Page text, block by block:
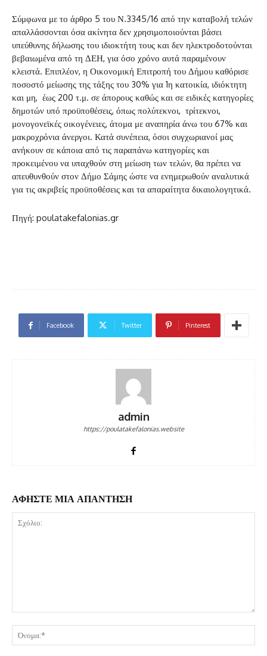
Σύμφωνα με το άρθρο 5 του Ν.3345/16 από την καταβολή τελών
απαλλάσσονται όσα ακίνητα δεν χρησιμοποιούνται βάσει
υπεύθυνης δήλωσης του ιδιοκτήτη τους και δεν ηλεκτροδοτούνται
βεβαιωμένα από τη ΔΕΗ, για όσο χρόνο αυτά παραμένουν
κλειστά. Επιπλέον, η Οικονομική Επιτροπή του Δήμου καθόρισε
ποσοστό μείωσης της τάξης του 30% για 1η κατοικία, ιδιόκτητη
και μη, έως 200 τ.μ. σε άπορους καθώς και σε ειδικές κατηγορίες
δημοτών υπό προϋποθέσεις, όπως πολύτεκνοι, τρίτεκνοι,
μονογονεϊκές οικογένειες, άτομα με αναπηρία άνω του 67% και
μακροχρόνια άνεργοι. Κατά συνέπεια, όσοι συγχωριανοί μας
ανήκουν σε κάποια από τις παραπάνω κατηγορίες και
προκειμένου να υπαχθούν στη μείωση των τελών, θα πρέπει να
απευθυνθούν στον Δήμο Σάμης ώστε να ενημερωθούν αναλυτικά
για τις ακριβείς προϋποθέσεις και τα απαραίτητα δικαιολογητικά.
Πηγή: poulatakefalonias.gr
Facebook Twitter Pinterest
admin
https://poulatakefalonias.website
ΑΦΗΣΤΕ ΜΙΑ ΑΠΑΝΤΗΣΗ